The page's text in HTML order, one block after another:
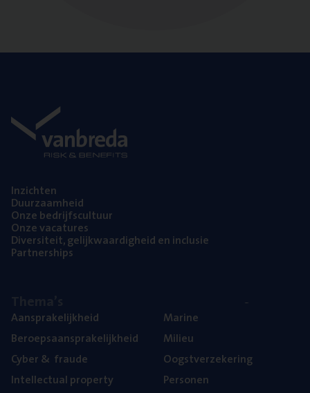
Inzich­ten
Duur­zaam­heid
Onze bedrijfs­cul­tuur
Onze vaca­tu­res
Diver­si­teit, gelijk­waar­dig­heid en inclusie
Part­ner­ships
Aan­spra­ke­lijk­heid
Beroeps­aan­spra­ke­lijk­heid
Cyber& fraude
Intel­lec­tu­al property
Mari­ne
Mili­eu
Oogst­ver­ze­ke­ring
Per­so­nen